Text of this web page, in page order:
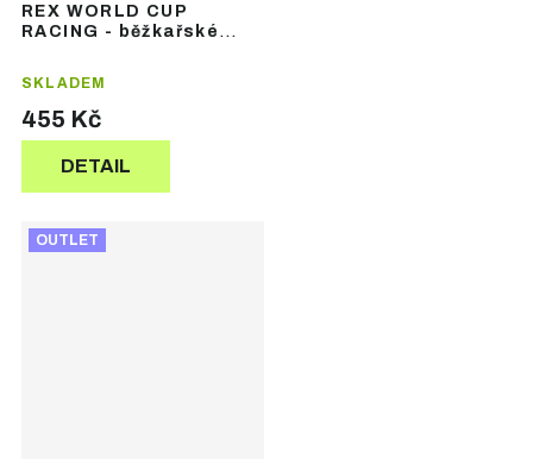
REX WORLD CUP
RACING - běžkařské
SKLADEM
455 Kč
DETAIL
OUTLET